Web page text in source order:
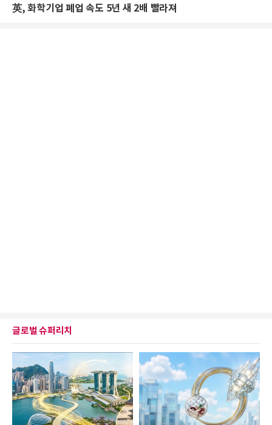
英, 화학기업 폐업 속도 5년 새 2배 빨라져
글로벌 슈퍼리치